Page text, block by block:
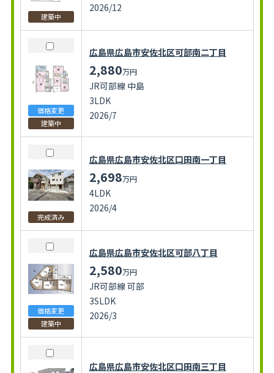
建築中
2026/12
価格変更
建築中
広島県広島市安佐北区可部南二丁目
2,880万円
JR可部線 中島
3LDK
2026/7
完成済み
広島県広島市安佐北区口田南一丁目
2,698万円
4LDK
2026/4
価格変更
建築中
広島県広島市安佐北区可部八丁目
2,580万円
JR可部線 可部
3SLDK
2026/3
広島県広島市安佐北区口田南三丁目